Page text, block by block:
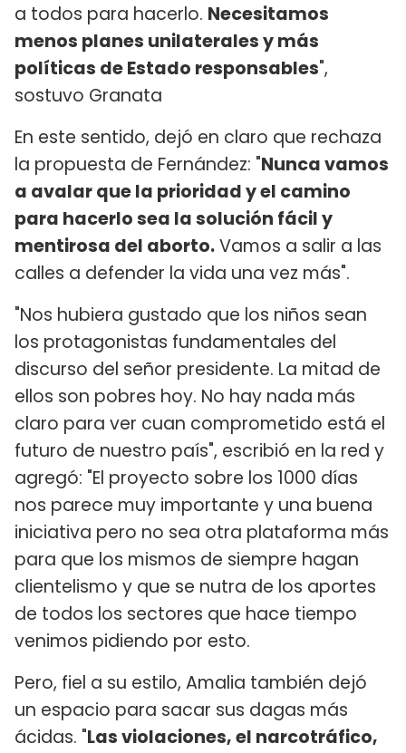
a todos para hacerlo. Necesitamos
menos planes unilaterales y más
políticas de Estado responsables",
sostuvo Granata
En este sentido, dejó en claro que rechaza
la propuesta de Fernández: "Nunca vamos
a avalar que la prioridad y el camino
para hacerlo sea la solución fácil y
mentirosa del aborto.Vamos a salir a las
calles a defender la vida una vez más".
"Nos hubiera gustado que los niños sean
los protagonistas fundamentales del
discurso del señor presidente. La mitad de
ellos son pobres hoy. No hay nada más
claro para ver cuan comprometido está el
futuro de nuestro país", escribió en la red y
agregó: "El proyecto sobre los 1000 días
nos parece muy importante y una buena
iniciativa pero no sea otra plataforma más
para que los mismos de siempre hagan
clientelismo y que se nutra de los aportes
de todos los sectores que hace tiempo
venimos pidiendo por esto.
Pero, fiel a su estilo, Amalia también dejó
un espacio para sacar sus dagas más
ácidas. "Las violaciones, el narcotráfico,